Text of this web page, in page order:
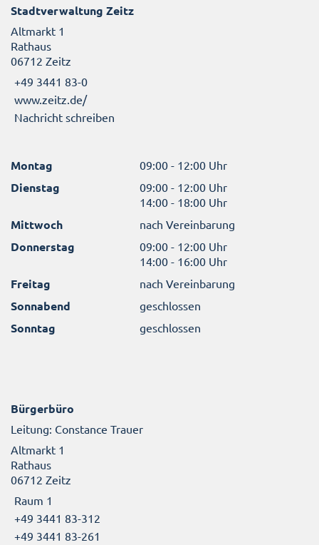
Stadtverwaltung Zeitz
Altmarkt 1
Rathaus
06712 Zeitz
+49 3441 83-0
www.zeitz.de/
Nachricht schreiben
Montag 09:00 - 12:00 Uhr
Dienstag
09:00 - 12:00 Uhr
14:00 - 18:00 Uhr
Mittwoch nach Vereinbarung
Donnerstag
09:00 - 12:00 Uhr
14:00 - 16:00 Uhr
Freitag nach Vereinbarung
Sonnabend geschlossen
Sonntag geschlossen
Bürgerbüro
Leitung: Constance Trauer
Altmarkt 1
Rathaus
06712 Zeitz
Raum 1
+49 3441 83-312
+49 3441 83-261